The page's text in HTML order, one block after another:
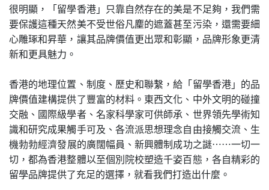
很明顯，「留學香港」只靠自然存在的美是不足夠，我們需
要保護這種天然美不受世俗凡麈的遮蓋甚至污染，還需要細
心雕琢和昇華，讓其品牌價值更出眾和彰顯，品牌形象更清
新和更具魅力。
香港的地理位置、制度、歷史和聯繫，給「留學香港」的品
牌價值建構提供了豐富的材料。東西文化、中外文明的碰撞
交融、國際級學者、名家科學家可供師承、世界領先學術知
識和研究成果觸手可及、各流派思想理念自由接觸交流、生
機勃勃經濟發展的廣闊幅員、新興體制成功之謎⋯⋯一切一
切，都為香港整體以至個別院校塑造千姿百態，各自精彩的
留學品牌提供了充足的選擇，就看我們打造出什麼。